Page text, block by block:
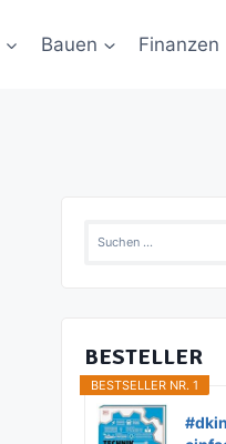
Bauen Finanzen
Suchen
BESTELLER
BESTSELLER NR. 1